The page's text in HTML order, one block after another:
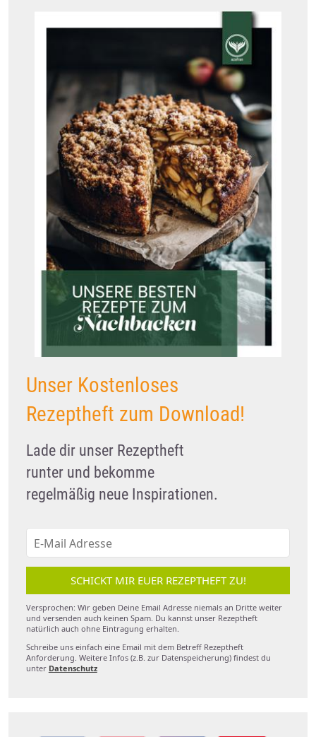
Unser Kostenloses
Rezeptheft zum Download!
Lade dir unser Rezeptheft
runter und bekomme
regelmäßig neue Inspirationen.
SCHICKT MIR EUER REZEPTHEFT ZU!
Versprochen: Wir geben Deine Email Adresse niemals an Dritte weiter
und versenden auch keinen Spam. Du kannst unser Rezeptheft
natürlich auch ohne Eintragung erhalten.
Schreibe uns einfach eine Email mit dem Betreff Rezeptheft
Anforderung. Weitere Infos (z.B. zur Datenspeicherung) findest du
unter Datenschutz